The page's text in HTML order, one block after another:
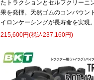
たトラクションとセルフクリーニ
果を発揮。天然ゴムのコンパウン
イロンケーシングが長寿命を実現
215,600円(税込237,160円)